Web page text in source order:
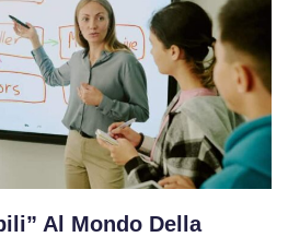
Al Mondo Della